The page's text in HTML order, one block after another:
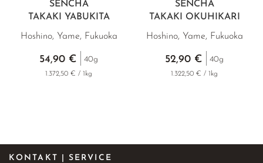
SENCHA
TAKAKI YABUKITA
Hoshino, Yame, Fukuoka
54,90 € 40g
1.372,50 € / 1kg
SENCHA
TAKAKI OKUHIKARI
Hoshino, Yame, Fukuoka
52,90 € 40g
1.322,50 € / 1kg
KONTAKT | SERVICE